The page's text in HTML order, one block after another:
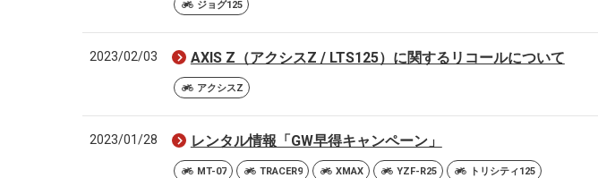
ジョグ125
2023/02/03 AXIS Z（アクシスZ / LTS125）に関するリコールについて
アクシスZ
2023/01/28 レンタル情報「GW早得キャンペーン」
MT-07 TRACER9 XMAX YZF-R25 トリシティ125